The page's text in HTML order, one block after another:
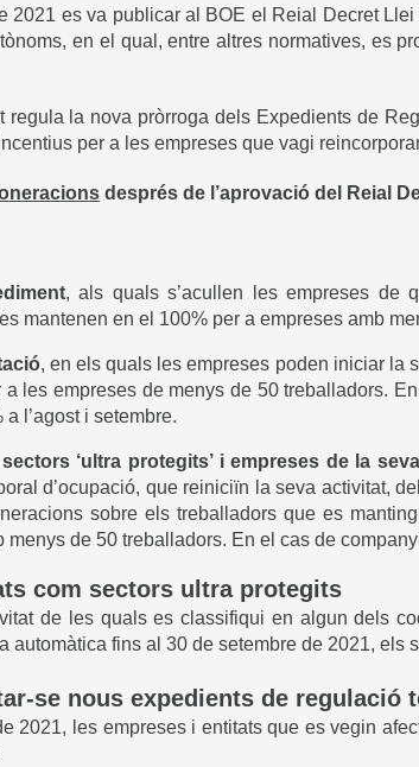
2021 es va publicar al BOE el Reial Decret
en el qual, entre altres normatives, es
regula la nova pròrroga dels Expedients de
per a les empreses que vagi
després de l’aprovació del Reial
, als quals s’acullen les empreses de
mantenen en el 100% per a empreses amb
, en els quals les empreses poden iniciar la
a les empreses de menys de 50 treballadors.
l’agost i setembre.
‘ultra protegits’ i empreses de la
d’ocupació, que reiniciïn la seva activitat,
sobre els treballadors que es
menys de 50 treballadors. En el cas de
com sectors ultra protegits
de les quals es classifiqui en algun dels
automàtica fins al 30 de setembre de 2021, els
se nous expedients de
2021, les empreses i entitats que es vegin